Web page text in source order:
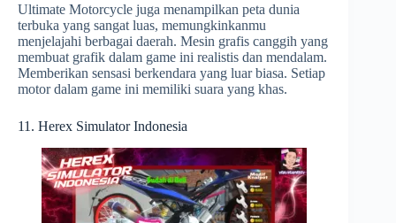
Ultimate Motorcycle juga menampilkan peta dunia
terbuka yang sangat luas, memungkinkanmu
menjelajahi berbagai daerah. Mesin grafis canggih yang
membuat grafik dalam game ini realistis dan mendalam.
Memberikan sensasi berkendara yang luar biasa. Setiap
motor dalam game ini memiliki suara yang khas.
11. Herex Simulator Indonesia